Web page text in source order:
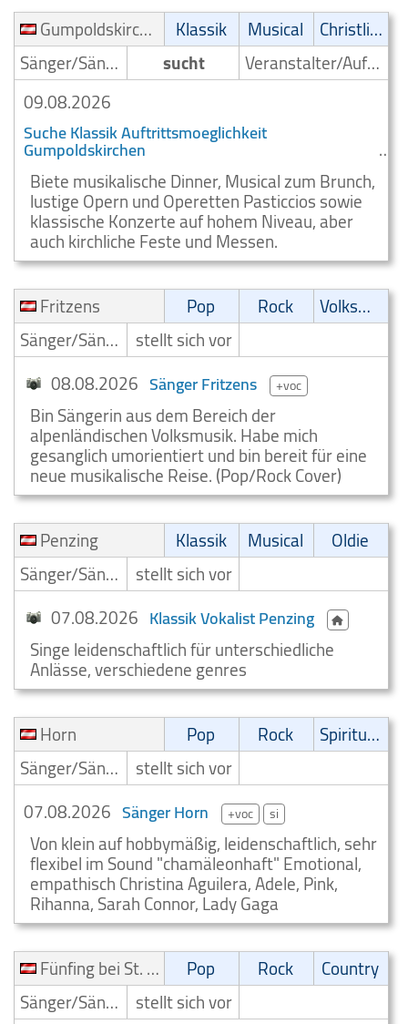
Gumpoldskirchen Klassik Musical
Christliche Musik
Sänger/Sängerin
sucht
Veranstalter/Auftrittsmoeglichkeit
09.08.2026
Suche Klassik Auftrittsmoeglichkeit
Gumpoldskirchen
Biete musikalische Dinner, Musical zum Brunch,
lustige Opern und Operetten Pasticcios sowie
klassische Konzerte auf hohem Niveau, aber
auch kirchliche Feste und Messen.
Fritzens
Pop Rock
Volksmusik
Sänger/Sängerin stellt sich vor
08.08.2026 Sänger Fritzens +voc
Bin Sängerin aus dem Bereich der
alpenländischen Volksmusik. Habe mich
gesanglich umorientiert und bin bereit für eine
neue musikalische Reise. (Pop/Rock Cover)
Penzing
Klassik Musical
Oldie
Sänger/Sängerin stellt sich vor
07.08.2026 Klassik Vokalist Penzing
Singe leidenschaftlich für unterschiedliche
Anlässe, verschiedene genres
Horn
Pop Rock
Spirituell
Sänger/Sängerin stellt sich vor
07.08.2026 Sänger Horn +voc si
Von klein auf hobbymäßig, leidenschaftlich, sehr
flexibel im Sound "chamäleonhaft" Emotional,
empathisch Christina Aguilera, Adele, Pink,
Rihanna, Sarah Connor, Lady Gaga
Fünfing bei St. Ruprecht an der Raab
Pop Rock
Country
Sänger/Sängerin stellt sich vor